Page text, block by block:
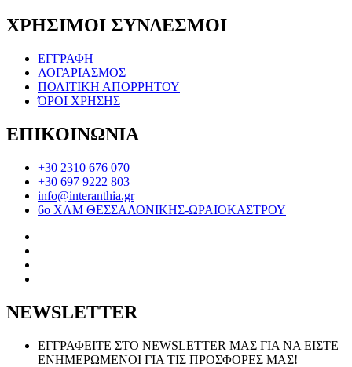
ΧΡΗΣΙΜΟΙ ΣΥΝΔΕΣΜΟΙ
ΕΓΓΡΑΦΗ
ΛΟΓΑΡΙΑΣΜΟΣ
ΠΟΛΙΤΙΚΗ ΑΠΟΡΡΗΤΟΥ
ΌΡΟΙ ΧΡΗΣΗΣ
ΕΠΙΚΟΙΝΩΝΙΑ
+30 2310 676 070
+30 697 9222 803
info@interanthia.gr
6ο ΧΛΜ ΘΕΣΣΑΛΟΝΙΚΗΣ-ΩΡΑΙΟΚΑΣΤΡΟΥ
NEWSLETTER
ΕΓΓΡΑΦΕΙΤΕ ΣΤΟ NEWSLETTER ΜΑΣ ΓΙΑ ΝΑ ΕΙΣΤΕ
ΕΝΗΜΕΡΩΜΕΝΟΙ ΓΙΑ ΤΙΣ ΠΡΟΣΦΟΡΕΣ ΜΑΣ!